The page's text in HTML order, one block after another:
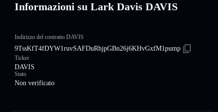
Informazioni su Lark Davis DAVIS
Indirizzo del contratto DAVIS
9TssKfT4fDYW1ruvSAFDuRhjpGBn26j6KHvGxfM1pump
Ticker
DAVIS
Stato
Non verificato